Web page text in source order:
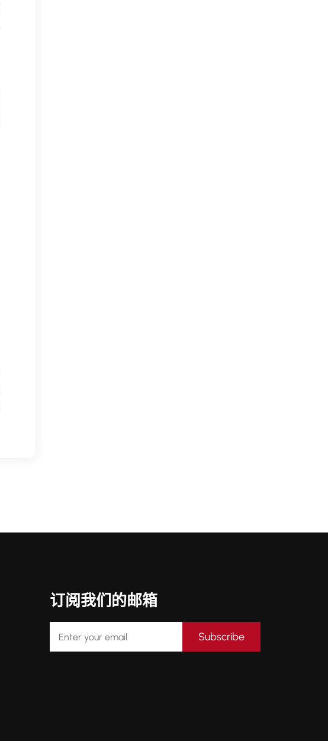
订阅我们的邮箱
Subscribe